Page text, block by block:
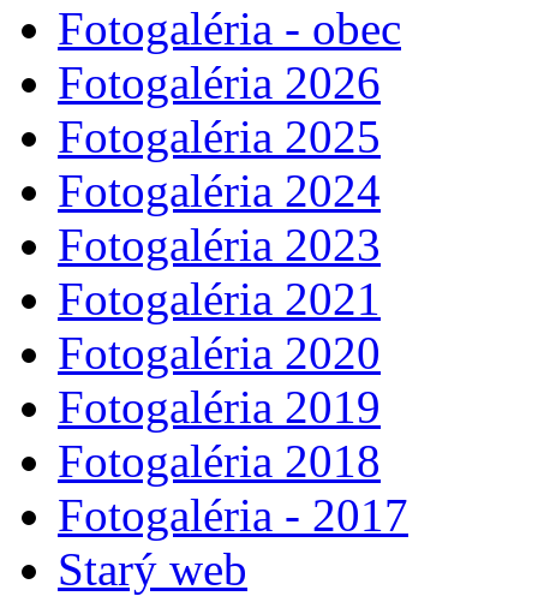
Fotogaléria - obec
Fotogaléria 2026
Fotogaléria 2025
Fotogaléria 2024
Fotogaléria 2023
Fotogaléria 2021
Fotogaléria 2020
Fotogaléria 2019
Fotogaléria 2018
Fotogaléria - 2017
Starý web